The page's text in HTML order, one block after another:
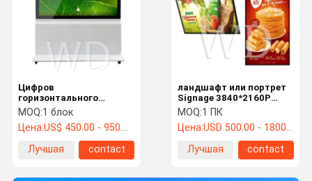
Цифров
горизонтального
передвижного Signage
49 дюйма крытый,
экран касания киоска
взаимодействующий
MOQ:1 блок
Цена:US$ 450.00 - 950.00 /pc
Лучшая
contact
ландшафт или портрет
Signage 3840*2160P
крытый цифров
MOQ:1 ПК
Цена:USD 500.00 - 1800.00 /pc
Лучшая
contact